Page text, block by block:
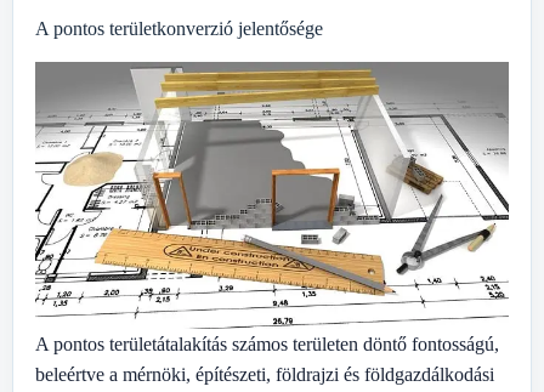
A pontos területkonverzió jelentősége
A pontos területátalakítás számos területen döntő fontosságú,
beleértve a mérnöki, építészeti, földrajzi és földgazdálkodási